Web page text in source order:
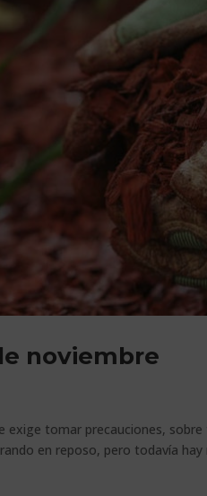
noviembre
tomar precauciones,
en reposo, pero todavía